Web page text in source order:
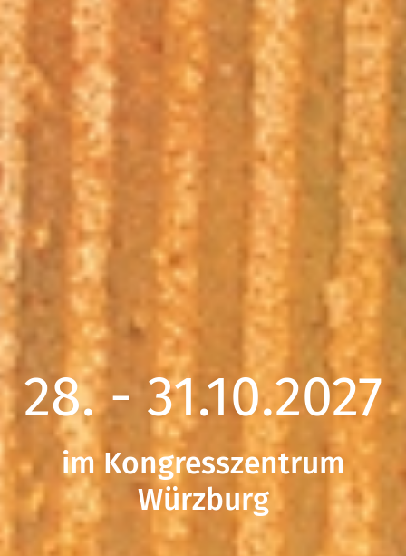
28. - 31.10.2027
im Kongresszentrum
Würzburg